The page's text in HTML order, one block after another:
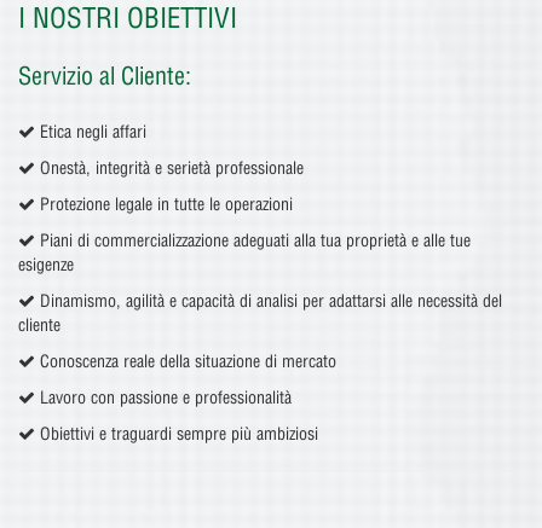
I NOSTRI OBIETTIVI
Servizio al Cliente:
Etica negli affari
Onestà, integrità e serietà professionale
Protezione legale in tutte le operazioni
Piani di commercializzazione adeguati alla tua proprietà e alle tue
esigenze
Dinamismo, agilità e capacità di analisi per adattarsi alle necessità del
cliente
Conoscenza reale della situazione di mercato
Lavoro con passione e professionalità
Obiettivi e traguardi sempre più ambiziosi